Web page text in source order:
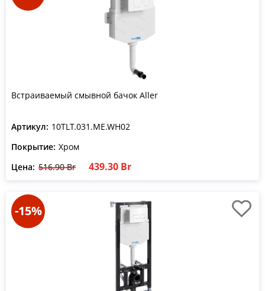
Встраиваемый смывной бачок Aller
Артикул: 10TLT.031.ME.WH02
Покрытие: Хром
Цена: 516.90 Br 439.30 Br
-15%